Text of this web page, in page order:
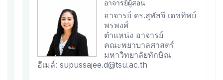
อาจารย์ผู้สอน
อาจารย์ ดร.สุพัสจี เดชทิพย์
พรพงศ์
ตำแหน่ง อาจารย์
คณะพยาบาลศาสตร์
มหาวิทยาลัยทักษิณ
อีเมล์: supussajee.d@tsu.ac.th